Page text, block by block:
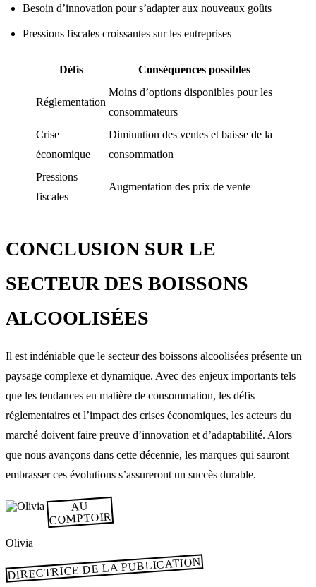
Besoin d’innovation pour s’adapter aux nouveaux goûts
Pressions fiscales croissantes sur les entreprises
Défis Conséquences possibles
Réglementation
Moins d’options disponibles pour les
consommateurs
Crise
économique
Diminution des ventes et baisse de la
consommation
Pressions
fiscales
Augmentation des prix de vente
CONCLUSION SUR LE
SECTEUR DES BOISSONS
ALCOOLISÉES
Il est indéniable que le secteur des boissons alcoolisées présente un
paysage complexe et dynamique. Avec des enjeux importants tels
que les tendances en matière de consommation, les défis
réglementaires et l’impact des crises économiques, les acteurs du
marché doivent faire preuve d’innovation et d’adaptabilité. Alors
que nous avançons dans cette décennie, les marques qui sauront
embrasser ces évolutions s’assureront un succès durable.
AU
COMPTOIR
Olivia
DIRECTRICE DE LA PUBLICATION